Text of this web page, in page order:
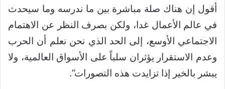
أقول إن هناك صلة مباشرة بين ما ندرسه وما سيحدث
في عالم الأعمال غدا، ولكن بصرف النظر عن الاهتمام
الاجتماعي الأوسع، إلى الحد الذي نحن نعلم أن الحرب
وعدم الاستقرار يؤثران سلباً على الأسواق العالمية، ولا
يبشر بالخير إذا تزايدت هذه التصورات”.